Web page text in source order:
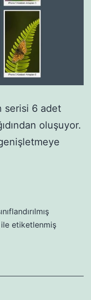
serisi 6 adet
oluşuyor.
ile etiketlenmiş